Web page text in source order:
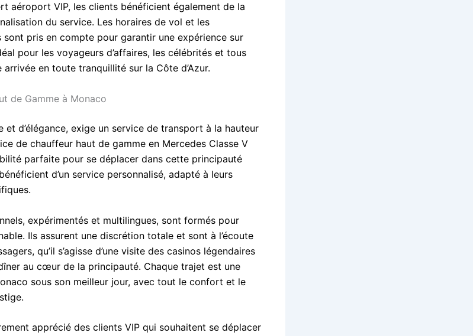
aéroport VIP, les clients bénéficient également de la
du service. Les horaires de vol et les
sont pris en compte pour garantir une expérience sur
pour les voyageurs d’affaires, les célébrités et tous
en toute tranquillité sur la Côte d’Azur.
de Gamme à Monaco
et d’élégance, exige un service de transport à la hauteur
de chauffeur haut de gamme en Mercedes Classe V
parfaite pour se déplacer dans cette principauté
d’un service personnalisé, adapté à leurs
expérimentés et multilingues, sont formés pour
Ils assurent une discrétion totale et sont à l’écoute
qu’il s’agisse d’une visite des casinos légendaires
au cœur de la principauté. Chaque trajet est une
sous son meilleur jour, avec tout le confort et le
apprécié des clients VIP qui souhaitent se déplacer